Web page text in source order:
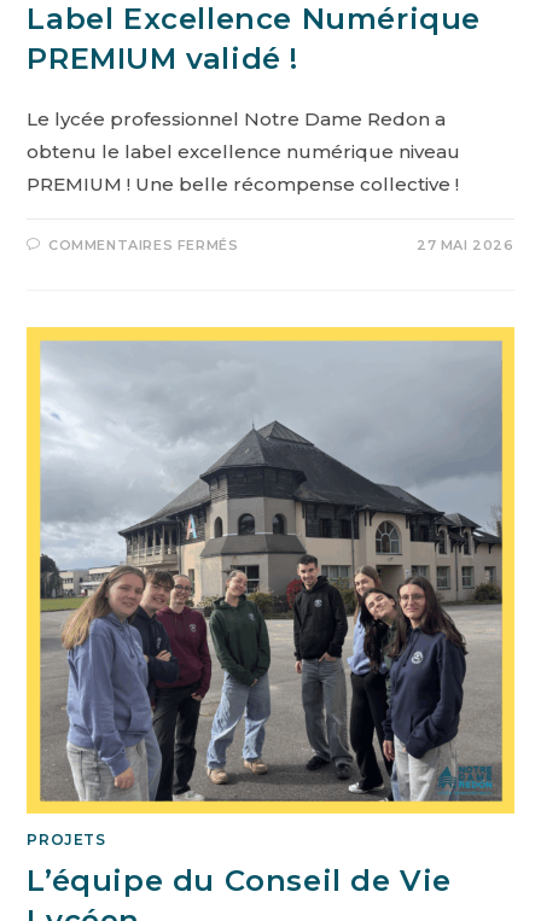
Label Excellence Numérique
PREMIUM validé !
Le lycée professionnel Notre Dame Redon a
obtenu le label excellence numérique niveau
PREMIUM ! Une belle récompense collective !
COMMENTAIRES FERMÉS 27 MAI 2026
PROJETS
L’équipe du Conseil de Vie